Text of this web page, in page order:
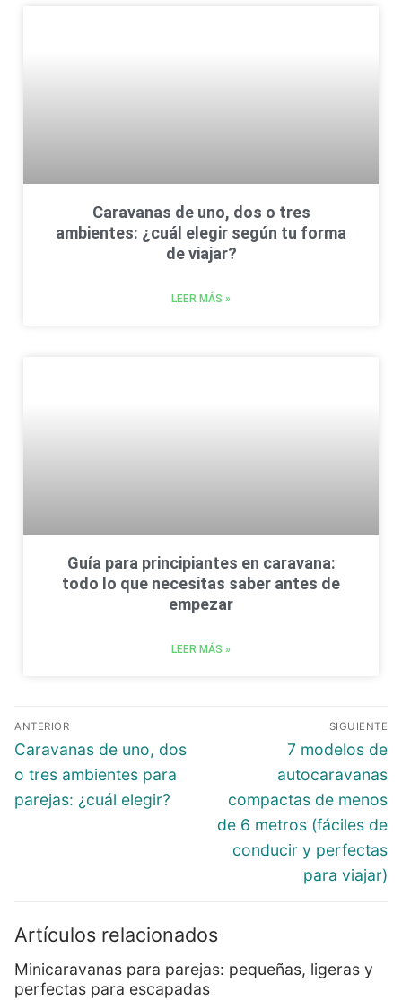
Caravanas de uno, dos o tres
ambientes: ¿cuál elegir según tu forma
de viajar?
LEER MÁS »
Guía para principiantes en caravana:
todo lo que necesitas saber antes de
empezar
LEER MÁS »
ANTERIOR
Caravanas de uno, dos
o tres ambientes para
parejas: ¿cuál elegir?
SIGUIENTE
7 modelos de
autocaravanas
compactas de menos
de 6 metros (fáciles de
conducir y perfectas
para viajar)
Artículos relacionados
Minicaravanas para parejas: pequeñas, ligeras y
perfectas para escapadas